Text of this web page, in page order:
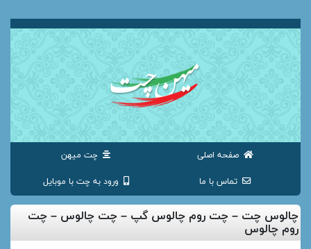
صفحه اصلی چت میهن
تماس با ما ورود به چت با موبایل
چالوس چت – چت روم چالوس گپ – چت چالوس – چت
روم چالوس